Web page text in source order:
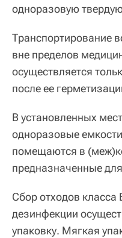
одноразовую
Транспортирование
вне пределов
осуществляется
после ее
В установленных
одноразовые
помещаются в
предназначенные
Сбор отходов класса
дезинфекции
упаковку. Мягкая